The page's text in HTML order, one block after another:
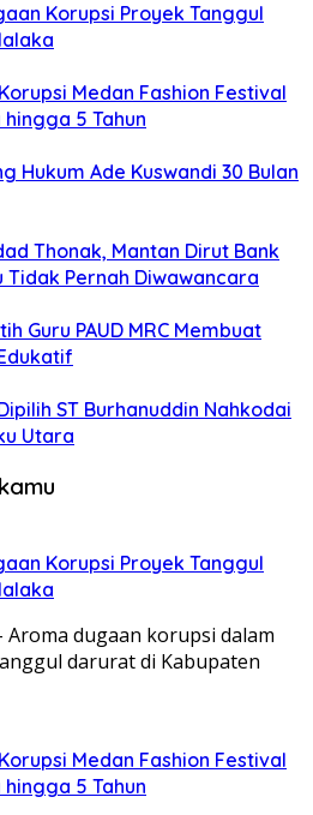
Korupsi Proyek Tanggul
Medan Fashion Festival
5 Tahun
Hukum Ade Kuswandi 30 Bulan
Thonak, Mantan Dirut Bank
Tidak Pernah Diwawancara
Guru PAUD MRC Membuat
ST Burhanuddin Nahkodai
Utara
Korupsi Proyek Tanggul
Aroma dugaan korupsi dalam
darurat di Kabupaten
Medan Fashion Festival
5 Tahun